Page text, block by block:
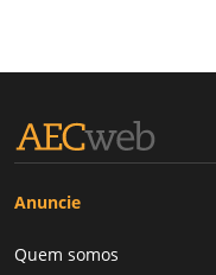
Anuncie
Quem somos